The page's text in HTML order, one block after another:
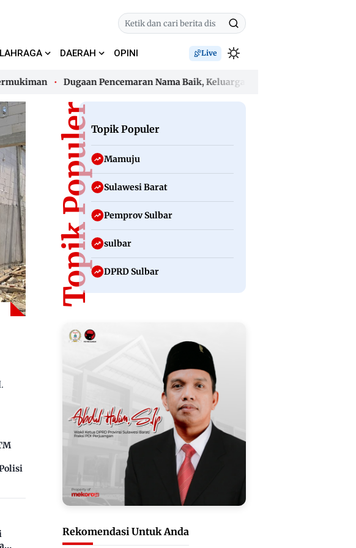
DAERAH OPINI Live
Dugaan Pencemaran Nama Baik, Keluarga Desak Oknum Guru Hormati
Dugaan Pencemaran Nama Baik, Keluarga Desak Oknum Guru Hormati
Topik PopulerTopik Populer
Mamuju
Sulawesi Barat
Pemprov Sulbar
sulbar
DPRD Sulbar
Rekomendasi Untuk Anda